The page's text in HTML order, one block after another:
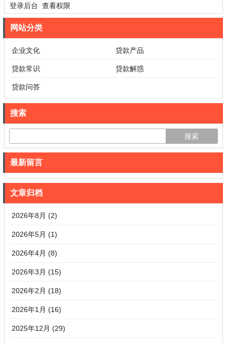
登录后台 查看权限
网站分类
企业文化 贷款产品
贷款常识 贷款解惑
贷款问答
搜索
最新留言
文章归档
2026年8月 (2)
2026年5月 (1)
2026年4月 (8)
2026年3月 (15)
2026年2月 (18)
2026年1月 (16)
2025年12月 (29)